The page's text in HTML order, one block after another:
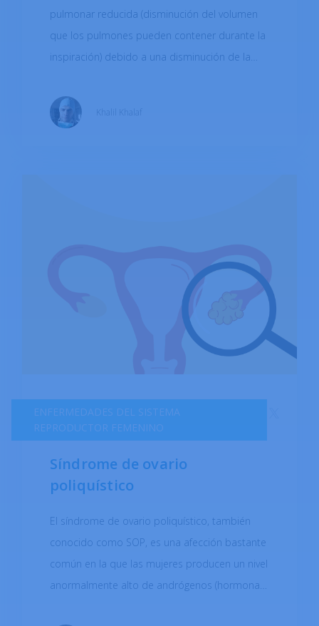
pulmonar reducida (disminución del volumen
que los pulmones pueden contener durante la
inspiración) debido a una disminución de la
enfermedad pulmonar restrictiva. Las
enfermedades pulmonares restrictivas
Khalil Khalaf
ENFERMEDADES DEL SISTEMA
REPRODUCTOR FEMENINO
Síndrome de ovario
poliquístico
El síndrome de ovario poliquístico, también
conocido como SOP, es una afección bastante
común en la que las mujeres producen un nivel
anormalmente alto de andrógenos (hormonas